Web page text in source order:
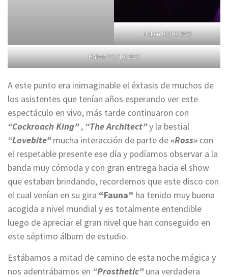
Haken 03/10/2023
Haken 03//10/2023
A este punto era inimaginable el éxtasis de muchos de
los asistentes que tenían años esperando ver este
espectáculo en vivo, más tarde continuaron con
“Cockroach King”, “The Architect”y la bestial
“Lovebite” mucha interacción de parte de «Ross» con
el respetable presente ese día y podíamos observar a la
banda muy cómoda y con gran entrega hacia el show
que estaban brindando, recordemos que este disco con
el cual venían en su gira “Fauna” ha tenido muy buena
acogida a nivel mundial y es totalmente entendible
luego de apreciar el gran nivel que han conseguido en
este séptimo álbum de estudio.
Estábamos a mitad de camino de esta noche mágica y
nos adentrábamos en “Prosthetic”una verdadera